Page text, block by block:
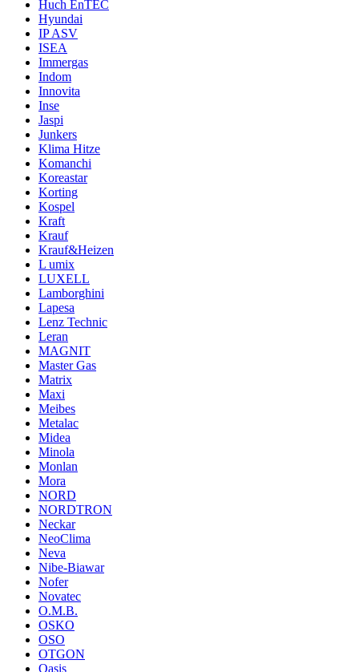
Huch EnTEC
Hyundai
IP ASV
ISEA
Immergas
Indom
Innovita
Inse
Jaspi
Junkers
Klima Hitze
Komanchi
Koreastar
Korting
Kospel
Kraft
Krauf
Krauf&Heizen
L umix
LUXELL
Lamborghini
Lapesa
Lenz Technic
Leran
MAGNIT
Master Gas
Matrix
Maxi
Meibes
Metalac
Midea
Minola
Monlan
Mora
NORD
NORDTRON
Neckar
NeoClima
Neva
Nibe-Biawar
Nofer
Novatec
O.M.B.
OSKO
OSO
OTGON
Oasis